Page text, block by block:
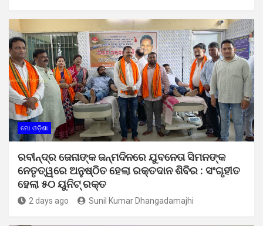
ମୋ ଓଡ଼ିଶା
ରବୀନ୍ଦ୍ର ଜେନାଙ୍କ ଜନ୍ମଦିନରେ ଯୁବନେତା ସିମନଙ୍କ
ନେତୃତ୍ୱରେ ଅନୁଷ୍ଠିତ ହେଲା ରକ୍ତଦାନ ଶିବିର : ସଂଗୃହୀତ
ହେଲା ୫୦ ୟୁନିଟ୍ ରକ୍ତ
2 days ago Sunil Kumar Dhangadamajhi